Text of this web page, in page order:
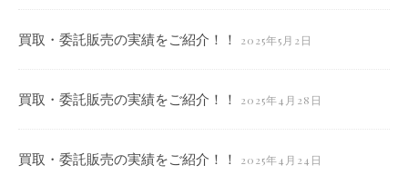
買取・委託販売の実績をご紹介！！ 2025年5月2日
買取・委託販売の実績をご紹介！！ 2025年4月28日
買取・委託販売の実績をご紹介！！ 2025年4月24日